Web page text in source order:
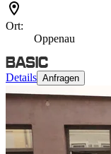
Ort:
Oppenau
Details Anfragen